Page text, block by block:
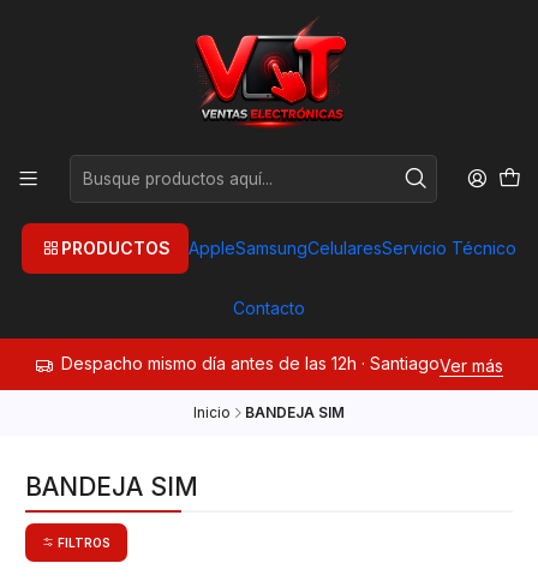
PRODUCTOS AppleSamsungCelularesServicio Técnico
Contacto
Despacho mismo día antes de las 12h · SantiagoVer más
Inicio BANDEJA SIM
BANDEJA SIM
FILTROS